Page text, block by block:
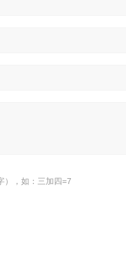
），如：三加四=7